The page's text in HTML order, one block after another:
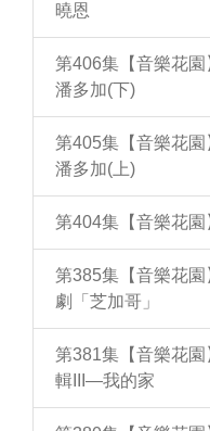
曉恩
第406集【音樂花
潘多加(下)
第405集【音樂花
潘多加(上)
第404集【音樂花
第385集【音樂花
劇「芝加哥」
第381集【音樂花
輯III—我的家